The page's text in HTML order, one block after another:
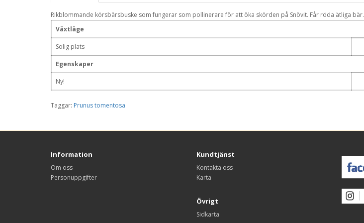
Rikblommande körsbärsbuske som fungerar som pollinerare för att öka skörden på Snövit. Får röda ätliga bär.
Växtläge
Solig plats
Egenskaper
Ny!
Taggar: Prunus tomentosa
Information
Om oss
Personuppgifter
Kundtjänst
Kontakta oss
Karta
Övrigt
Sidkarta